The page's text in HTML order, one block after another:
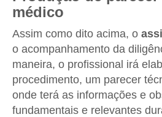
médico
Assim como dito acima, o
o acompanhamento da
maneira, o profissional irá
procedimento, um parecer
onde terá as informações e
fundamentais e relevantes